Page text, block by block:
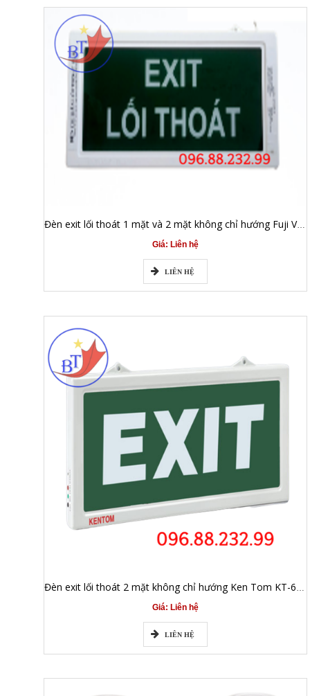
Đèn exit lối thoát 1 mặt và 2 mặt không chỉ hướng Fuji Vietlink FJVL EX-01
Giá: Liên hệ
LIÊN HỆ
Đèn exit lối thoát 2 mặt không chỉ hướng Ken Tom KT-620
Giá: Liên hệ
LIÊN HỆ